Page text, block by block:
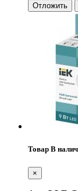
Отложить
Товар В
×